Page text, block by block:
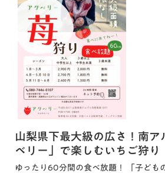
山梨県下最大級の広さ！南ア
ベリー」で楽しむいちご狩り
ゆったり60分間の食べ放題！ 「子ども